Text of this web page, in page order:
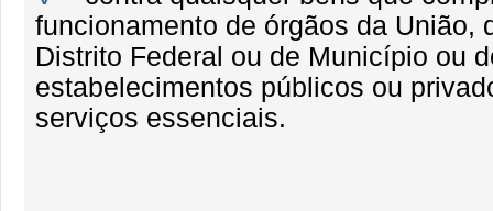
funcionamento de órgãos da União,
Distrito Federal ou de Município ou
estabelecimentos públicos ou
serviços essenciais.